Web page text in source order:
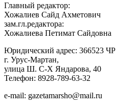
Главный редактор:
Хожалиев Сайд Ахметович
зам.гл.редактора:
Хожалиева Петимат Сайдовна
Юридический адрес: 366523 ЧР
г. Урус-Мартан,
улица Ш. С-Х Яндарова, 40
Телефон: 8928-789-63-32
e-mail: gazetamarsho@mail.ru